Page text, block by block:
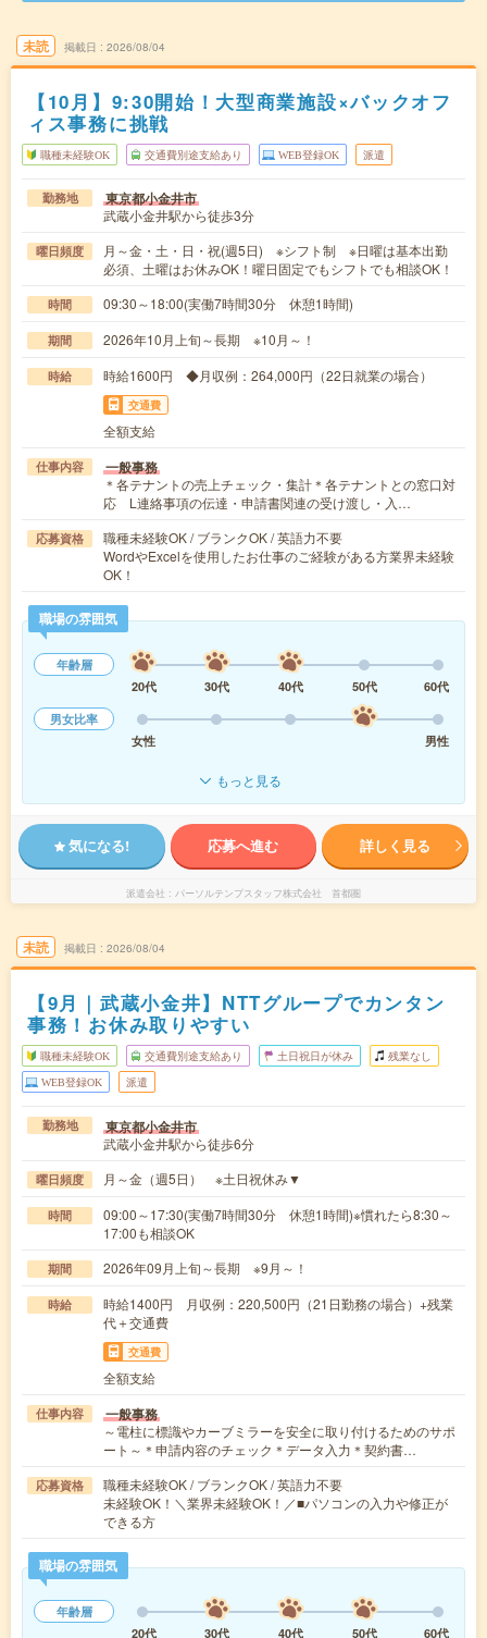
未読 掲載日 2026/08/04
【10月】9:30開始！大型商業施設×バックオフ
ィス事務に挑戦
職種未経験OK 交通費別途支給あり WEB登録OK 派遣
勤務地 東京都小金井市
武蔵小金井駅から徒歩3分
曜日頻度
月～金・土・日・祝(週5日) ※シフト制 ※日曜は基本出勤
必須、土曜はお休みOK！曜日固定でもシフトでも相談OK！
時間 09:30～18:00(実働7時間30分 休憩1時間)
期間 2026年10月上旬～長期 ※10月～！
時給 時給1600円 ◆月収例：264,000円（22日就業の場合）
交通費
全額支給
仕事内容 一般事務
＊各テナントの売上チェック・集計＊各テナントとの窓口対
応 L連絡事項の伝達・申請書関連の受け渡し・入…
応募資格
職種未経験OK / ブランクOK / 英語力不要
WordやExcelを使用したお仕事のご経験がある方業界未経験
OK！
職場の雰囲気
年齢層
20代
30代 40代 50代
60代
男女比率
女性
男性
もっと見る
気になる! 応募へ進む 詳しく見る
派遣会社 パーソルテンプスタッフ株式会社 首都圏
未読 掲載日 2026/08/04
【9月｜武蔵小金井】NTTグループでカンタン
事務！お休み取りやすい
職種未経験OK 交通費別途支給あり 土日祝日が休み 残業なし
WEB登録OK 派遣
勤務地 東京都小金井市
武蔵小金井駅から徒歩6分
曜日頻度 月～金（週5日） ※土日祝休み▼
時間
09:00～17:30(実働7時間30分 休憩1時間)※慣れたら8:30～
17:00も相談OK
期間 2026年09月上旬～長期 ※9月～！
時給
時給1400円 月収例：220,500円（21日勤務の場合）+残業
代＋交通費
交通費
全額支給
仕事内容 一般事務
～電柱に標識やカーブミラーを安全に取り付けるためのサポ
ート～＊申請内容のチェック＊データ入力＊契約書…
応募資格
職種未経験OK / ブランクOK / 英語力不要
未経験OK！＼業界未経験OK！／■パソコンの入力や修正が
できる方
職場の雰囲気
年齢層
20代
30代 40代 50代 60代